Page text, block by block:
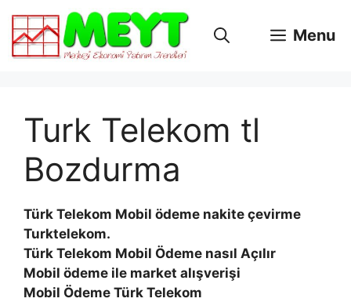
atla
Menu
Turk Telekom tl
Bozdurma
Türk Telekom Mobil ödeme nakite çevirme
Turktelekom.
Türk Telekom Mobil Ödeme nasıl Açılır
Mobil ödeme ile market alışverişi
Mobil Ödeme Türk Telekom